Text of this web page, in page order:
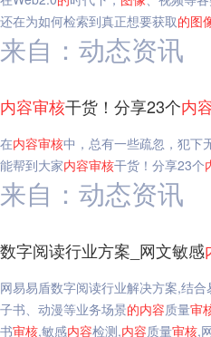
还在为如何检索到真正想要获取的图
来自：动态资讯
内容审核干货！分享23个内
在内容审核中，总有一些疏忽，犯下
能帮到大家内容审核干货！分享23个
来自：动态资讯
数字阅读行业方案_网文敏感
网易易盾数字阅读行业解决方案,结
子书、动漫等业务场景的内容质量审
书审核,敏感内容检测,内容质量审核,